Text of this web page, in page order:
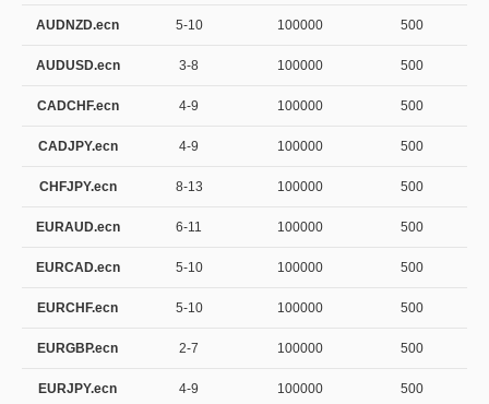
AUDNZD.ecn 5-10 100000 500
AUDUSD.ecn 3-8 100000 500
CADCHF.ecn 4-9 100000 500
CADJPY.ecn 4-9 100000 500
CHFJPY.ecn 8-13 100000 500
EURAUD.ecn 6-11 100000 500
EURCAD.ecn 5-10 100000 500
EURCHF.ecn 5-10 100000 500
EURGBP.ecn 2-7 100000 500
EURJPY.ecn 4-9 100000 500